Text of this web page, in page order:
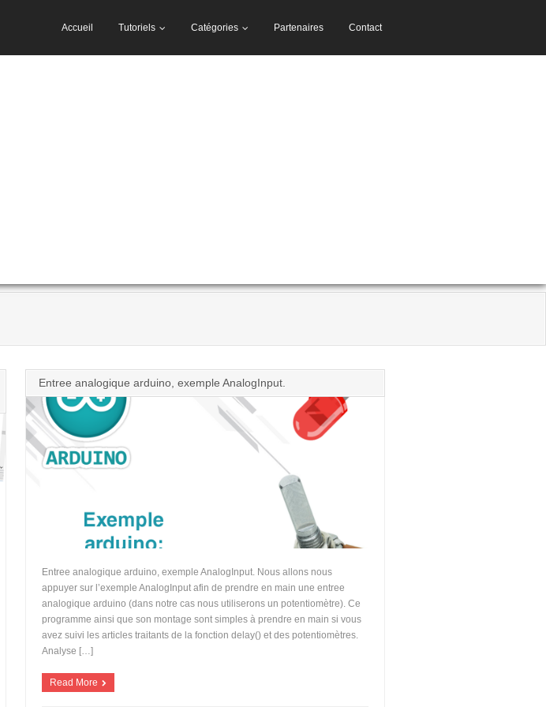
Accueil Tutoriels Catégories Partenaires Contact
Entree analogique arduino, exemple AnalogInput.
Entree analogique arduino, exemple AnalogInput. Nous allons nous
appuyer sur l’exemple AnalogInput afin de prendre en main une entree
analogique arduino (dans notre cas nous utiliserons un potentiomètre). Ce
programme ainsi que son montage sont simples à prendre en main si vous
avez suivi les articles traitants de la fonction delay() et des potentiomètres.
Analyse […]
Read More